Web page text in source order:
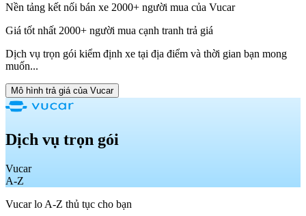
Nền tảng kết nối bán xe 2000+ người mua của Vucar
Giá tốt nhất 2000+ người mua cạnh tranh trả giá
Dịch vụ trọn gói kiểm định xe tại địa điểm và thời gian bạn mong
muốn...
Mô hình trả giá của Vucar
Dịch vụ trọn gói
Vucar
A-Z
Vucar lo A-Z thủ tục cho bạn